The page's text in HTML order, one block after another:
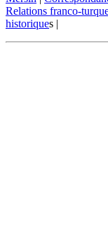
Relations franco-
historiques |